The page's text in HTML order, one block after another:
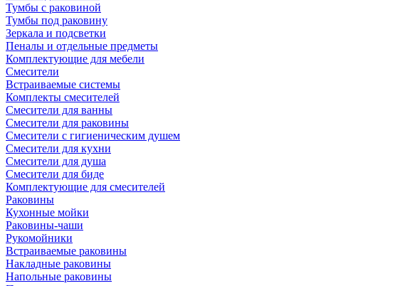
Тумбы с раковиной
Тумбы под раковину
Зеркала и подсветки
Пеналы и отдельные предметы
Комплектующие для мебели
Смесители
Встраиваемые системы
Комплекты смесителей
Смесители для ванны
Смесители для раковины
Смесители с гигиеническим душем
Смесители для кухни
Смесители для душа
Смесители для биде
Комплектующие для смесителей
Раковины
Кухонные мойки
Раковины-чаши
Рукомойники
Встраиваемые раковины
Накладные раковины
Напольные раковины